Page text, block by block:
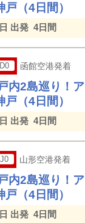
（4日間）
出発 4日間
函館空港発着
内2島巡り！
（4日間）
出発 4日間
山形空港発着
内2島巡り！
（4日間）
出発 4日間